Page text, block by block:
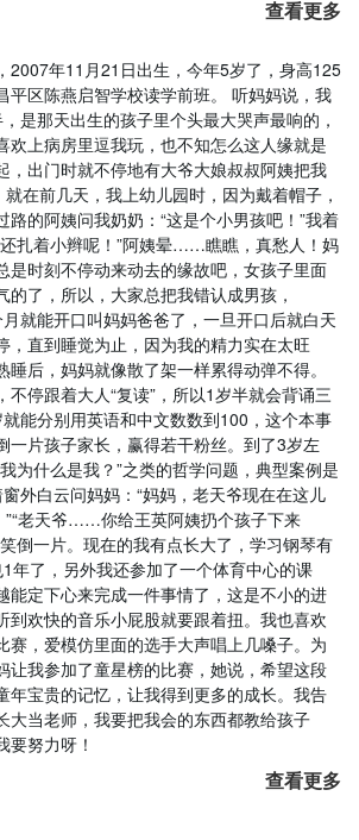
查看更多
2007年11月21日出生，今年5岁了，身高125
平区陈燕启智学校读学前班。 听妈妈说，我
是那天出生的孩子里个头最大哭声最响的，
欢上病房里逗我玩，也不知怎么这人缘就是
，出门时就不停地有大爷大娘叔叔阿姨把我
就在前几天，我上幼儿园时，因为戴着帽子，
路的阿姨问我奶奶：“这是个小男孩吧！”我着
扎着小辫呢！”阿姨晕……瞧瞧，真愁人！妈
是时刻不停动来动去的缘故吧，女孩子里面
的了，所以，大家总把我错认成男孩，
就能开口叫妈妈爸爸了，一旦开口后就白天
，直到睡觉为止，因为我的精力实在太旺
后，妈妈就像散了架一样累得动弹不得。
不停跟着大人“复读”，所以1岁半就会背诵三
能分别用英语和中文数数到100，这个本事
一片孩子家长，赢得若干粉丝。到了3岁左
为什么是我？”之类的哲学问题，典型案例是
外白云问妈妈：“妈妈，老天爷现在在这儿
”“老天爷……你给王英阿姨扔个孩子下来
倒一片。现在的我有点长大了，学习钢琴有
年了，另外我还参加了一个体育中心的课
能定下心来完成一件事情了，这是不小的进
到欢快的音乐小屁股就要跟着扭。我也喜欢
赛，爱模仿里面的选手大声唱上几嗓子。为
让我参加了童星榜的比赛，她说，希望这段
年宝贵的记忆，让我得到更多的成长。我告
大当老师，我要把我会的东西都教给孩子
要努力呀！
查看更多